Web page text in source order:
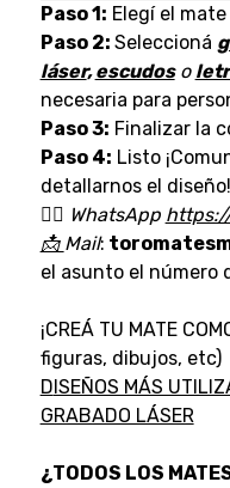
Paso 1: Elegí el
Paso 2: Seleccioná
láser,escudoso
necesaria para
Paso 3: Finalizar la
Paso 4: Listo
detallarnos el diseño!
👉🏼 WhatsApp
📩 Mail:
el asunto el número
¡CREÁ TU MATE
figuras, dibujos, etc)
DISEÑOS MÁS
GRABADO LÁSER
¿TODOS LOS